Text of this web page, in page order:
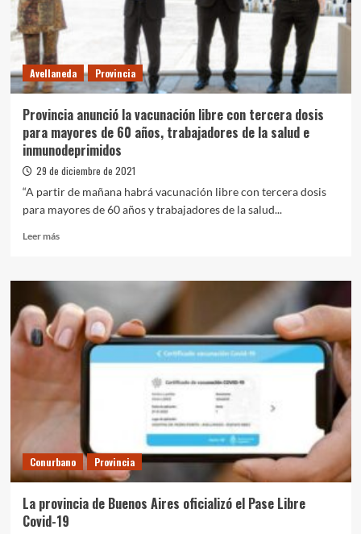
y
presencialidad
para
y
todas”,
el
presidente
Fernández
en
Avellaneda Provincia
Provincia anunció la vacunación libre con tercera dosis
para mayores de 60 años, trabajadores de la salud e
inmunodeprimidos
29 de diciembre de 2021
“A partir de mañana habrá vacunación libre con tercera dosis
para mayores de 60 años y trabajadores de la salud...
Leer másLeer
Provincia
la
vacunación
libre
con
para
años,
trabajadores
la
salud
Conurbano Provincia
La provincia de Buenos Aires oficializó el Pase Libre
Covid-19